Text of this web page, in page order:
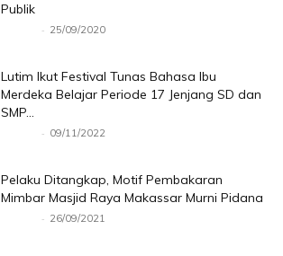
Publik
- 25/09/2020
Lutim Ikut Festival Tunas Bahasa Ibu
Merdeka Belajar Periode 17 Jenjang SD dan
SMP...
- 09/11/2022
Pelaku Ditangkap, Motif Pembakaran
Mimbar Masjid Raya Makassar Murni Pidana
- 26/09/2021